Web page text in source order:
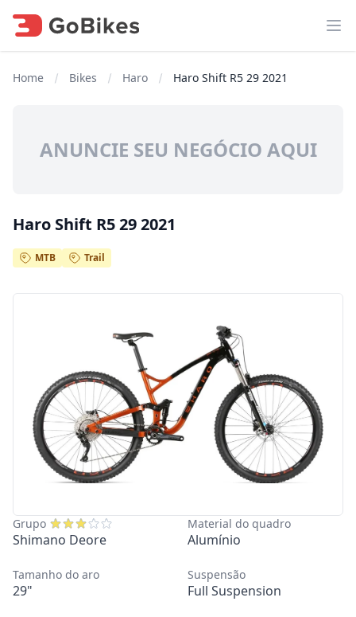
Home Bikes Haro Haro Shift R5 29 2021
ANUNCIE SEU NEGÓCIO AQUI
Haro Shift R5 29 2021
MTB Trail
Grupo
Shimano Deore
Material do quadro
Alumínio
Tamanho do aro
29"
Suspensão
Full Suspension